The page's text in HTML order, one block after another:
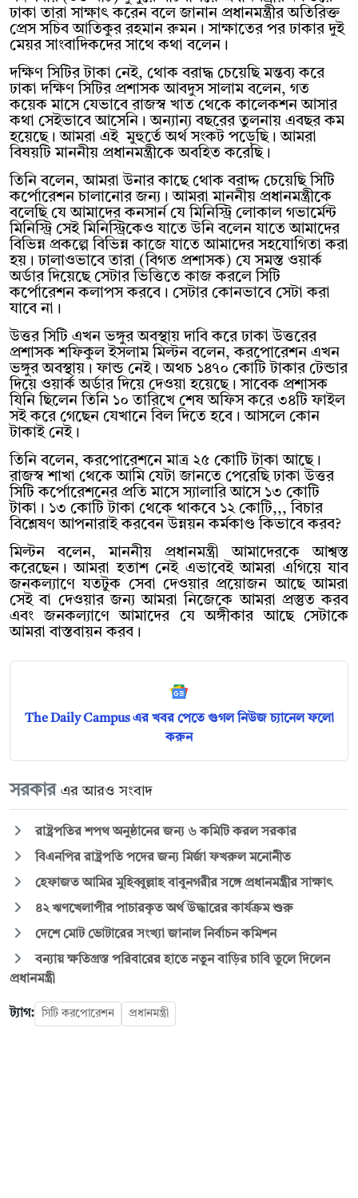
ঢাকা তারা সাক্ষাৎ করেন বলে জানান প্রধানমন্ত্রীর অতিরিক্ত
প্রেস সচিব আতিকুর রহমান রুমন। সাক্ষাতের পর ঢাকার দুই
মেয়র সাংবাদিকদের সাথে কথা বলেন।
দক্ষিণ সিটির টাকা নেই, থোক বরাদ্ধ চেয়েছি মন্তব্য করে
ঢাকা দক্ষিণ সিটির প্রশাসক আবদুস সালাম বলেন, গত
কয়েক মাসে যেভাবে রাজস্ব খাত থেকে কালেকশন আসার
কথা সেইভাবে আসেনি। অন্যান্য বছরের তুলনায় এবছর কম
হয়েছে। আমরা এই মুহুর্তে অর্থ সংকট পড়েছি। আমরা
বিষয়টি মাননীয় প্রধানমন্ত্রীকে অবহিত করেছি।
তিনি বলেন, আমরা উনার কাছে থোক বরাদ্দ চেয়েছি সিটি
কর্পোরেশন চালানোর জন্য। আমরা মাননীয় প্রধানমন্ত্রীকে
বলেছি যে আমাদের কনসার্ন যে মিনিস্ট্রি লোকাল গভার্মেন্ট
মিনিস্ট্রি সেই মিনিস্ট্রিকেও যাতে উনি বলেন যাতে আমাদের
বিভিন্ন প্রকল্পে বিভিন্ন কাজে যাতে আমাদের সহযোগিতা করা
হয়। ঢালাওভাবে তারা (বিগত প্রশাসক) যে সমস্ত ওয়ার্ক
অর্ডার দিয়েছে সেটার ভিত্তিতে কাজ করলে সিটি
কর্পোরেশন কলাপস করবে। সেটার কোনভাবে সেটা করা
যাবে না।
উত্তর সিটি এখন ভঙ্গুর অবস্থায় দাবি করে ঢাকা উত্তরের
প্রশাসক শফিকুল ইসলাম মিল্টন বলেন, করপোরেশন এখন
ভঙ্গুর অবস্থায়। ফান্ড নেই। অথচ ১৪৭০ কোটি টাকার টেন্ডার
দিয়ে ওয়ার্ক অর্ডার দিয়ে দেওয়া হয়েছে। সাবেক প্রশাসক
যিনি ছিলেন তিনি ১০ তারিখে শেষ অফিস করে ৩৪টি ফাইল
সই করে গেছেন যেখানে বিল দিতে হবে। আসলে কোন
টাকাই নেই।
তিনি বলেন, করপোরেশনে মাত্র ২৫ কোটি টাকা আছে।
রাজস্ব শাখা থেকে আমি যেটা জানতে পেরেছি ঢাকা উত্তর
সিটি কর্পোরেশনের প্রতি মাসে স্যালারি আসে ১৩ কোটি
টাকা। ১৩ কোটি টাকা থেকে থাকবে ১২ কোটি,,, বিচার
বিশ্লেষণ আপনারাই করবেন উন্নয়ন কর্মকাণ্ড কিভাবে করব?
মিল্টন বলেন, মাননীয় প্রধানমন্ত্রী আমাদেরকে আশ্বস্ত
করেছেন। আমরা হতাশ নেই এভাবেই আমরা এগিয়ে যাব
জনকল্যাণে যতটুক সেবা দেওয়ার প্রয়োজন আছে আমরা
সেই বা দেওয়ার জন্য আমরা নিজেকে আমরা প্রস্তুত করব
এবং জনকল্যাণে আমাদের যে অঙ্গীকার আছে সেটাকে
আমরা বাস্তবায়ন করব।
The Daily Campus এর খবর পেতে গুগল নিউজ চ্যানেল ফলো
করুন
সরকার এর আরও সংবাদ
রাষ্ট্রপতির শপথ অনুষ্ঠানের জন্য ৬ কমিটি করল সরকার
বিএনপির রাষ্ট্রপতি পদের জন্য মির্জা ফখরুল মনোনীত
হেফাজত আমির মুহিব্বুল্লাহ বাবুনগরীর সঙ্গে প্রধানমন্ত্রীর সাক্ষাৎ
৪২ ঋণখেলাপীর পাচারকৃত অর্থ উদ্ধারের কার্যক্রম শুরু
দেশে মোট ভোটারের সংখ্যা জানাল নির্বাচন কমিশন
বন্যায় ক্ষতিগ্রস্ত পরিবারের হাতে নতুন বাড়ির চাবি তুলে দিলেন
প্রধানমন্ত্রী
ট্যাগ: সিটি করপোরেশন প্রধানমন্ত্রী